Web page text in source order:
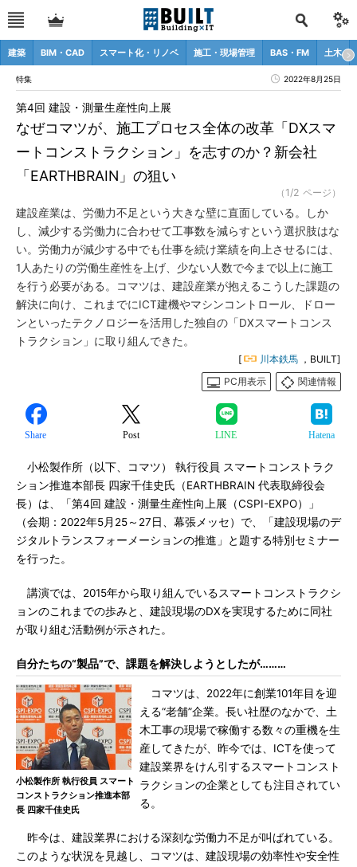
建築 BIM・CAD スマート化・リノベ 施工・現場管理 BAS・FM 土木
特集 2022年8月25日
なぜコマツが、施工プロセス全体の改革「DXスマ
ートコンストラクション」を志すのか？新会社
「EARTHBRAIN」の狙い
第4回 建設・測量生産性向上展
（1/2 ページ）
建設産業は、労働力不足という大きな壁に直面している。しか
し、減少する労働力に合わせて工事数を減らすという選択肢はな
い。労働力が減少する中でも仕事を続け業績を向上させるには、
1人あたりの労働生産性を上げ、少ない人数で今まで以上に施工
を行う必要がある。コマツは、建設産業が抱えるこうした課題の
解決に向け、これまでにICT建機やマシンコントロール、ドロー
ンといったテクノロジーを活用した独自の「DXスマートコンス
トラクション」に取り組んできた。
[ 川本鉄馬 ，BUILT]
PC用表示
関連情報
Share Post LINE Hatena
小松製作所（以下、コマツ） 執行役員 スマートコンストラク
ション推進本部長 四家千佳史氏（EARTHBRAIN 代表取締役会
長）は、「第4回 建設・測量生産性向上展（CSPI-EXPO）」
（会期：2022年5月25～27日、幕張メッセ）で、「建設現場のデ
ジタルトランスフォーメーションの推進」と題する特別セミナー
を行った。
講演では、2015年から取り組んでいるスマートコンストラクシ
ョンのこれまでの歩みと、建設現場のDXを実現するために同社
が取り組む活動例が示された。
自分たちの“製品”で、課題を解決しようとしたが………
小松製作所 執行役員 スマート
コンストラクション推進本部
長 四家千佳史氏
コマツは、2022年に創業101年目を迎
える“老舗”企業。長い社歴のなかで、土
木工事の現場で稼働する数々の重機を生
産してきたが、昨今では、ICTを使って
建設業界をけん引するスマートコンスト
ラクションの企業としても注目されてい
る。
昨今は、建設業界における深刻な労働力不足が叫ばれている。
このような状況を見越し、コマツは、建設現場の効率性や安全性